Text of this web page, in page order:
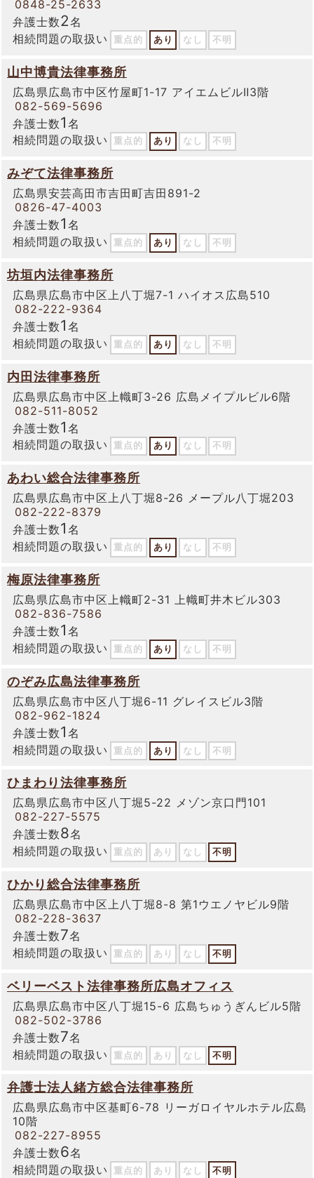
0848-25-2633
弁護士数2名
相続問題の取扱い
重点的 あり なし 不明
山中博貴法律事務所
広島県広島市中区竹屋町1-17 アイエムビルⅡ3階
082-569-5696
弁護士数1 名
相続問題の取扱い
重点的 あり なし 不明
みぞて法律事務所
広島県安芸高田市吉田町吉田891-2
0826-47-4003
弁護士数1 名
相続問題の取扱い
重点的 あり なし 不明
坊垣内法律事務所
広島県広島市中区上八丁堀7-1 ハイオス広島510
082-222-9364
弁護士数1 名
相続問題の取扱い
重点的 あり なし 不明
内田法律事務所
広島県広島市中区上幟町3-26 広島メイプルビル6階
082-511-8052
弁護士数1 名
相続問題の取扱い
重点的 あり なし 不明
あわい総合法律事務所
広島県広島市中区上八丁堀8-26 メープル八丁堀203
082-222-8379
弁護士数1 名
相続問題の取扱い
重点的 あり なし 不明
梅原法律事務所
広島県広島市中区上幟町2-31 上幟町井木ビル303
082-836-7586
弁護士数1 名
相続問題の取扱い
重点的 あり なし 不明
のぞみ広島法律事務所
広島県広島市中区八丁堀6-11 グレイスビル3階
082-962-1824
弁護士数1 名
相続問題の取扱い
重点的 あり なし 不明
ひまわり法律事務所
広島県広島市中区八丁堀5-22 メゾン京口門101
082-227-5575
弁護士数8名
相続問題の取扱い
重点的 あり なし 不明
ひかり総合法律事務所
広島県広島市中区上八丁堀8-8 第1ウエノヤビル9階
082-228-3637
弁護士数7名
相続問題の取扱い
重点的 あり なし 不明
ベリーベスト法律事務所広島オフィス
広島県広島市中区八丁堀15-6 広島ちゅうぎんビル5階
082-502-3786
弁護士数7名
相続問題の取扱い
重点的 あり なし 不明
弁護士法人緒方総合法律事務所
広島県広島市中区基町6-78 リーガロイヤルホテル広島
10階
082-227-8955
弁護士数6名
相続問題の取扱い
重点的 あり なし 不明